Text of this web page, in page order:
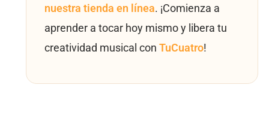
nuestra tienda en línea. ¡Comienza a
aprender a tocar hoy mismo y libera tu
creatividad musical con TuCuatro!